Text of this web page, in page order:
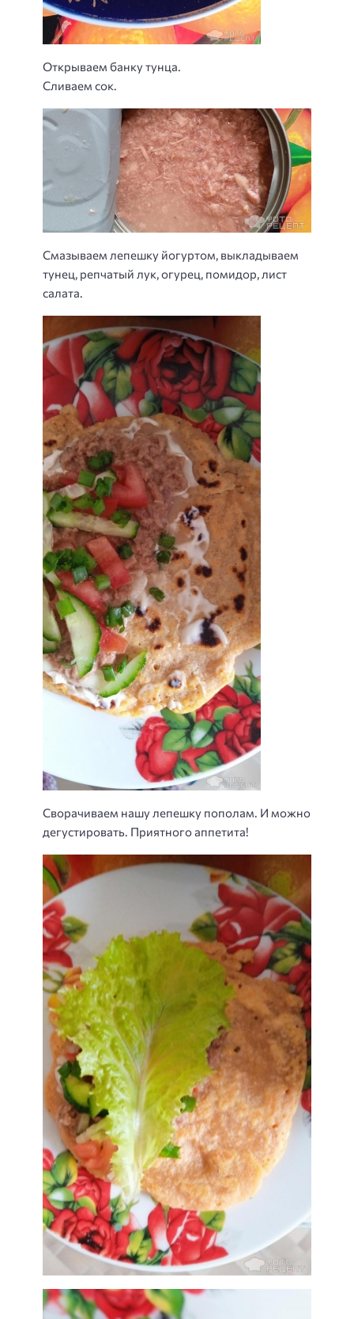
Открываем банку тунца.
Сливаем сок.
Смазываем лепешку йогуртом, выкладываем
тунец, репчатый лук, огурец, помидор, лист
салата.
Сворачиваем нашу лепешку пополам. И можно
дегустировать. Приятного аппетита!